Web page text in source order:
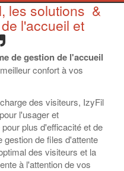
les solutions &
l'accueil et
de gestion de l'accueil
confort à vos
des visiteurs, IzyFil
l'usager et
plus d'efficacité et de
de files d'attente
des visiteurs et la
à l'attention de vos